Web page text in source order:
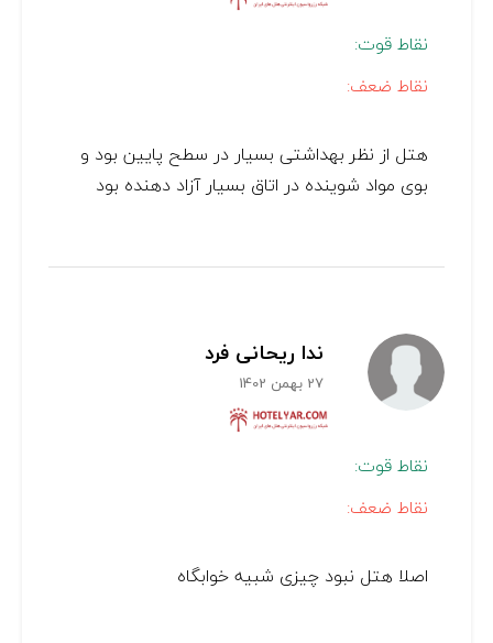
نقاط قوت:
نقاط ضعف:
هتل از نظر بهداشتی بسیار در سطح پایین بود و
بوی مواد شوینده در اتاق بسیار آزاد دهنده بود
ندا ریحانی فرد
27 بهمن 1402
نقاط قوت:
نقاط ضعف:
اصلا هتل نبود چیزی شبیه خوابگاه